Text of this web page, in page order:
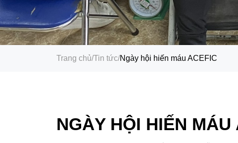
Trang chủ/Tin tức/Ngày hội hiến máu ACEFIC
NGÀY HỘI HIẾN MÁU